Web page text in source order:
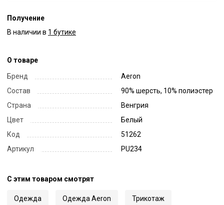
Получение
В наличии в 1 бутике
О товаре
Бренд
Aeron
Состав
90% шерсть, 10% полиэстер
Страна
Венгрия
Цвет
Белый
Код
51262
Артикул
PU234
С этим товаром смотрят
Одежда Одежда Aeron Трикотаж